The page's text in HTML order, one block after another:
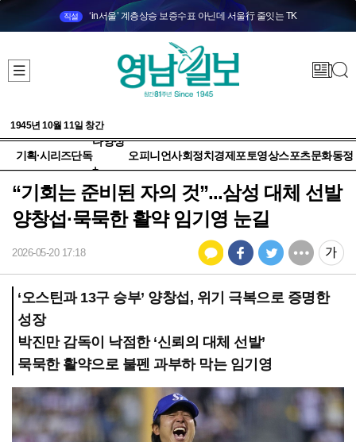
직설 ‘in서울’ 계층상승 보증수표 아닌데 서울行 줄잇는 TK
1945년 10월 11일 창간
기획·시리즈단독
다양성
+
오피니언사회정치 경제 포토영상스포츠문화동정
“기회는 준비된 자의 것”...삼성 대체 선발
양창섭·묵묵한 활약 임기영 눈길
2026-05-20 17:18
‘오스틴과 13구 승부’ 양창섭, 위기 극복으로 증명한
성장
박진만 감독이 낙점한 ‘신뢰의 대체 선발’
묵묵한 활약으로 불펜 과부하 막는 임기영